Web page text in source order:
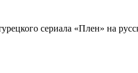
сериала «Плен» на